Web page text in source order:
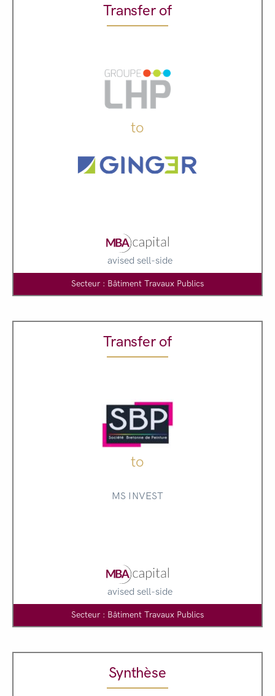
Transfer of
to
avised sell-side
Secteur : Bâtiment Travaux Publics
Transfer of
to
MS INVEST
avised sell-side
Secteur : Bâtiment Travaux Publics
Synthèse